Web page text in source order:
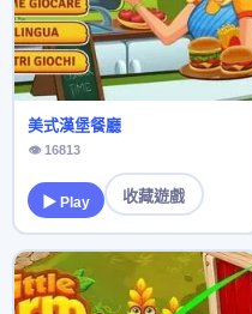
美式漢堡餐廳
👁 16813
▶ Play 收藏遊戲